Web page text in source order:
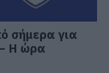
σήμερα για
Η ώρα